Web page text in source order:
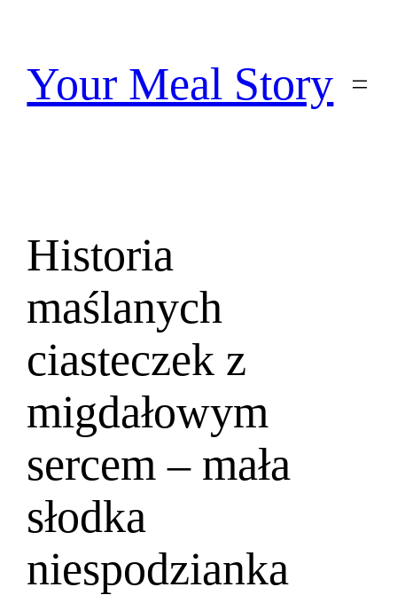
treściYour Meal Story
Historia
maślanych
ciasteczek z
migdałowym
sercem – mała
słodka
niespodzianka